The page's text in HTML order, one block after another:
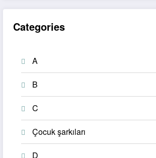
Categories
A
B
C
Çocuk şarkıları
D